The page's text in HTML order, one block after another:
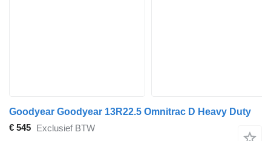
Goodyear Goodyear 13R22.5 Omnitrac D Heavy Duty
€ 545
Exclusief BTW